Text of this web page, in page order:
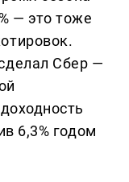
— это тоже
Сбер —
6,3% годом